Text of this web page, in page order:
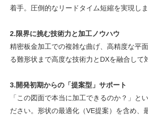
着手。圧倒的なリードタイム短縮を実現しま
2.限界に挑む技術力と加工ノウハウ
精密板金加工での複雑な曲げ、高精度な平
る難形状まで高度な技術力とDXを融合して
3.開発初期からの「提案型」サポート
「この図面で本当に加工できるのか？」と
ださい。形状の最適化（VE提案）を含め、